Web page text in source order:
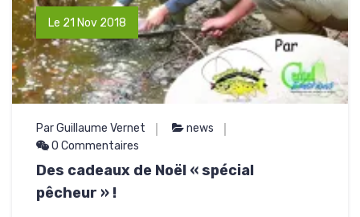
Le 21 Nov 2018
Par Guillaume Vernet
news
0 Commentaires
Des cadeaux de Noël « spécial
pêcheur » !